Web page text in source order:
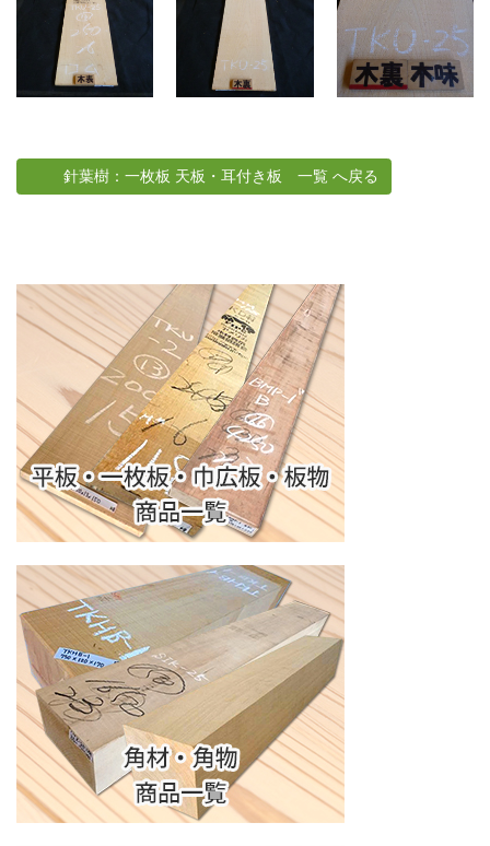
針葉樹：一枚板 天板・耳付き板 一覧 へ戻る